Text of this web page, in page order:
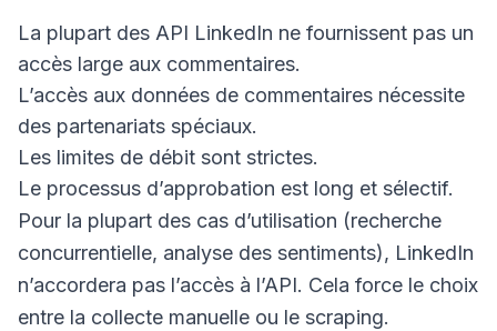
La plupart des API LinkedIn ne fournissent pas un
accès large aux commentaires.
L’accès aux données de commentaires nécessite
des partenariats spéciaux.
Les limites de débit sont strictes.
Le processus d’approbation est long et sélectif.
Pour la plupart des cas d’utilisation (recherche
concurrentielle, analyse des sentiments), LinkedIn
n’accordera pas l’accès à l’API. Cela force le choix
entre la collecte manuelle ou le scraping.